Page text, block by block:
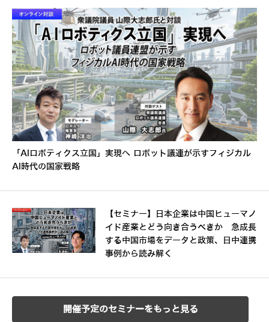
「AIロボティクス立国」実現へ ロボット議連が示すフィジカル
AI時代の国家戦略
【セミナー】日本企業は中国ヒューマノ
イド産業とどう向き合うべきか 急成長
する中国市場をデータと政策、日中連携
事例から読み解く
開催予定のセミナーをもっと見る